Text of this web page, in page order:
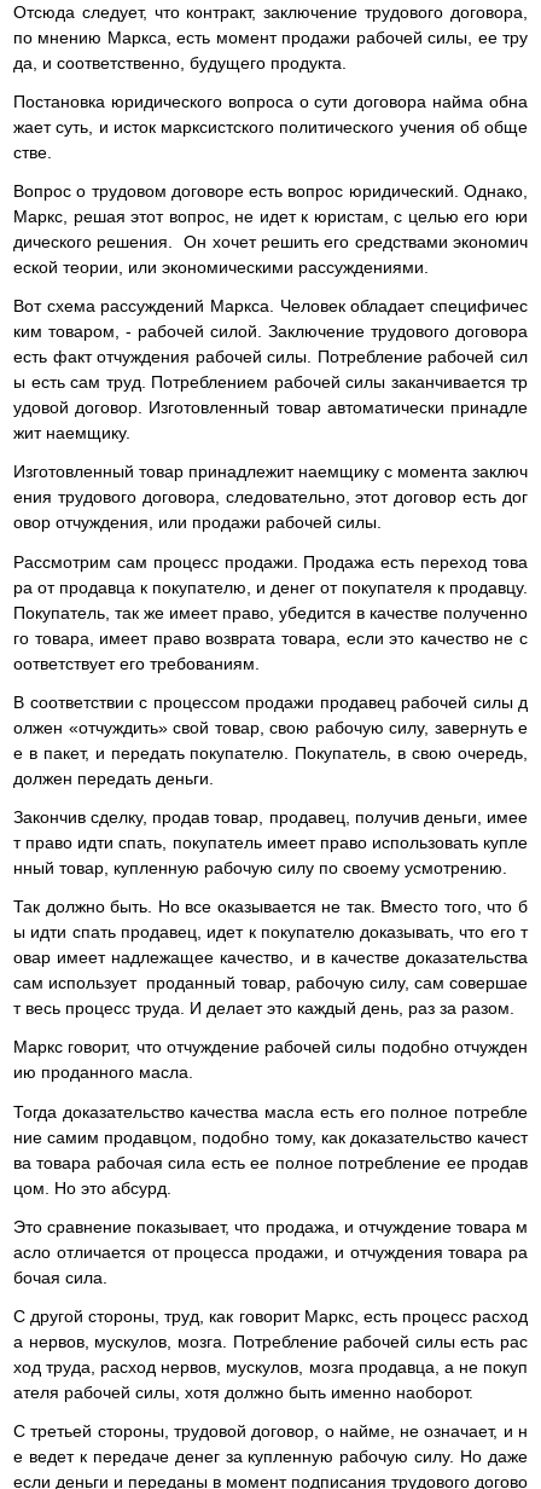
Отсюда следует, что контракт, заключение трудового договора,
по мнению Маркса, есть момент продажи рабочей силы, ее тру
да, и соответственно, будущего продукта.
Постановка юридического вопроса о сути договора найма обна
жает суть, и исток марксистского политического учения об обще
стве.
Вопрос о трудовом договоре есть вопрос юридический. Однако,
Маркс, решая этот вопрос, не идет к юристам, с целью его юри
дического решения. Он хочет решить его средствами экономич
еской теории, или экономическими рассуждениями.
Вот схема рассуждений Маркса. Человек обладает специфичес
ким товаром, - рабочей силой. Заключение трудового договора
есть факт отчуждения рабочей силы. Потребление рабочей сил
ы есть сам труд. Потреблением рабочей силы заканчивается тр
удовой договор. Изготовленный товар автоматически принадле
жит наемщику.
Изготовленный товар принадлежит наемщику с момента заключ
ения трудового договора, следовательно, этот договор есть дог
овор отчуждения, или продажи рабочей силы.
Рассмотрим сам процесс продажи. Продажа есть переход това
ра от продавца к покупателю, и денег от покупателя к продавцу.
Покупатель, так же имеет право, убедится в качестве полученно
го товара, имеет право возврата товара, если это качество не с
оответствует его требованиям.
В соответствии с процессом продажи продавец рабочей силы д
олжен «отчуждить» свой товар, свою рабочую силу, завернуть е
е в пакет, и передать покупателю. Покупатель, в свою очередь,
должен передать деньги.
Закончив сделку, продав товар, продавец, получив деньги, имее
т право идти спать, покупатель имеет право использовать купле
нный товар, купленную рабочую силу по своему усмотрению.
Так должно быть. Но все оказывается не так. Вместо того, что б
ы идти спать продавец, идет к покупателю доказывать, что его т
овар имеет надлежащее качество, и в качестве доказательства
сам использует проданный товар, рабочую силу, сам совершае
т весь процесс труда. И делает это каждый день, раз за разом.
Маркс говорит, что отчуждение рабочей силы подобно отчужден
ию проданного масла.
Тогда доказательство качества масла есть его полное потребле
ние самим продавцом, подобно тому, как доказательство качест
ва товара рабочая сила есть ее полное потребление ее продав
цом. Но это абсурд.
Это сравнение показывает, что продажа, и отчуждение товара м
асло отличается от процесса продажи, и отчуждения товара ра
бочая сила.
С другой стороны, труд, как говорит Маркс, есть процесс расход
а нервов, мускулов, мозга. Потребление рабочей силы есть рас
ход труда, расход нервов, мускулов, мозга продавца, а не покуп
ателя рабочей силы, хотя должно быть именно наоборот.
С третьей стороны, трудовой договор, о найме, не означает, и н
е ведет к передаче денег за купленную рабочую силу. Но даже
если деньги и переданы в момент подписания трудового догово